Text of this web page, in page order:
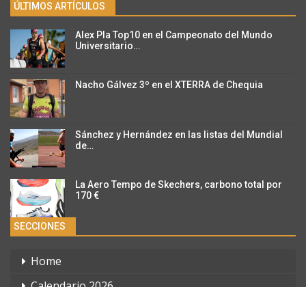
ÚLTIMOS ARTÍCULOS
Alex Pla Top10 en el Campeonato del Mundo
Universitario…
Nacho Gálvez 3º en el XTERRA de Chequia
Sánchez y Hernández en las listas del Mundial
de…
La Aero Tempo de Skechers, carbono total por
170 €
SECCIONES
Home